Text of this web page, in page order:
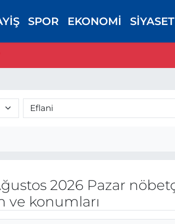
SPOR EKONOMİ SİYASET
2026 Pazar
ve konumları